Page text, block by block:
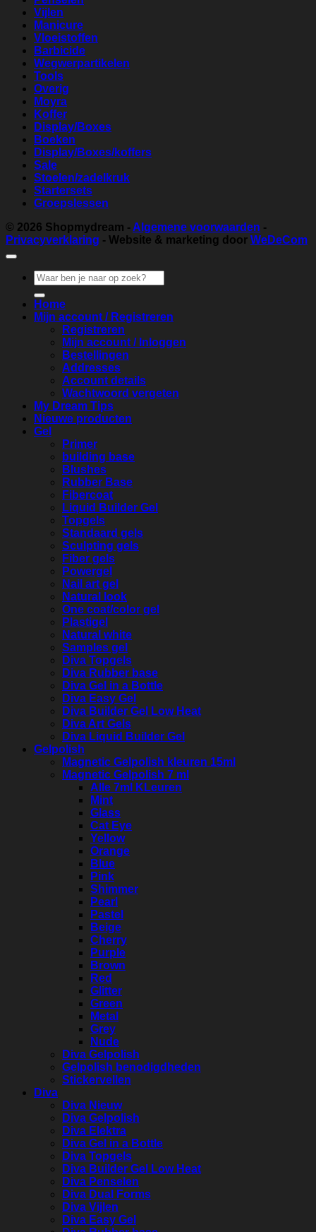
Vijlen
Manicure
Vloeistoffen
Barbicide
Wegwerpartikelen
Tools
Overig
Moyra
Koffer
Display/Boxes
Boeken
Display/Boxes/koffers
Sale
Stoelen/zadelkruk
Startersets
Groepslessen
© 2026 Shopmydream - Algemene voorwaarden -
Privacyverklaring - Website & marketing door WeDeCom
Zoeken
naar:
Home
Mijn account / Registreren
Registreren
Mijn account / Inloggen
Bestellingen
Addresses
Account details
Wachtwoord vergeten
My Dream Tips
Nieuwe producten
Gel
Primer
building base
Blushes
Rubber Base
Fibercoat
Liquid Builder Gel
Topgels
Standaard gels
Sculpting gels
Fiber gels
Powergel
Nail art gel
Natural look
One coat/color gel
Plastigel
Natural white
Samples gel
Diva Topgels
Diva Rubber base
Diva Gel in a Bottle
Diva Easy Gel
Diva Builder Gel Low Heat
Diva Art Gels
Diva Liquid Builder Gel
Gelpolish
Magnetic Gelpolish kleuren 15ml
Magnetic Gelpolish 7 ml
Alle 7ml KLeuren
Mint
Glass
Cat Eye
Yellow
Orange
Blue
Pink
Shimmer
Pearl
Pastel
Beige
Cherry
Purple
Brown
Red
Glitter
Green
Metal
Grey
Nude
Diva Gelpolish
Gelpolish benodigdheden
Stickervellen
Diva
Diva Nieuw
Diva Gelpolish
Diva Elektra
Diva Gel in a Bottle
Diva Topgels
Diva Builder Gel Low Heat
Diva Penselen
Diva Dual Forms
Diva Vijlen
Diva Easy Gel